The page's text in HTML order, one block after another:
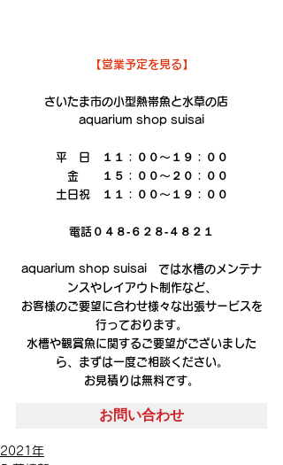
【営業予定を見る】
さいたま市の小型熱帯魚と水草の店
aquarium shop suisai
平　日　１１：００～１９：００
金　　１５：００～２０：００
土日祝　１１：００～１９：００
電話０４８‐６２８‐４８２１
aquarium shop suisai　では水槽のメンテナ
ンスやレイアウト制作など、
お客様のご要望に合わせ様々な出張サービスを
行っております。
水槽や観賞魚に関するご要望がございました
ら、まずは一度ご相談ください。
お見積りは無料です。
お問い合わせ
2021年